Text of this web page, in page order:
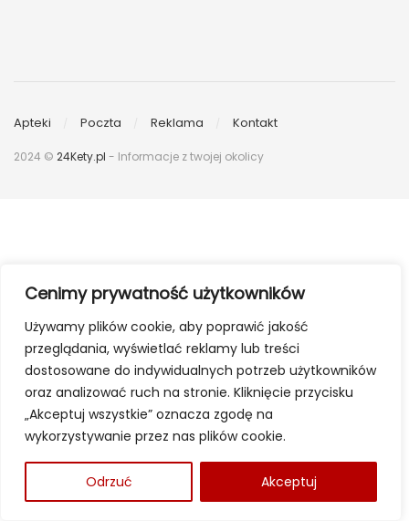
Cenimy prywatność użytkowników
Używamy plików cookie, aby poprawić jakość
przeglądania, wyświetlać reklamy lub treści
dostosowane do indywidualnych potrzeb użytkowników
oraz analizować ruch na stronie. Kliknięcie przycisku
„Akceptuj wszystkie” oznacza zgodę na
wykorzystywanie przez nas plików cookie.
Odrzuć Akceptuj
Apteki Poczta Reklama Kontakt
2024 © 24Kety.pl - Informacje z twojej okolicy